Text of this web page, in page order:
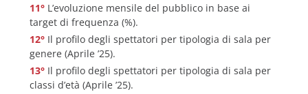
L’evoluzione mensile del pubblico in base ai
target di frequenza (%).
Il profilo degli spettatori per tipologia di sala per
genere (Aprile ’25).
Il profilo degli spettatori per tipologia di sala per
classi d’età (Aprile ’25).